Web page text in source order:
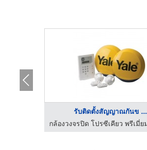
รับติดตั้งสัญญาณกันข ...